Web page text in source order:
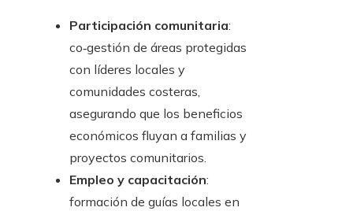
Participación comunitaria:
co‑gestión de áreas protegidas
con líderes locales y
comunidades costeras,
asegurando que los beneficios
económicos fluyan a familias y
proyectos comunitarios.
Empleo y capacitación:
formación de guías locales en